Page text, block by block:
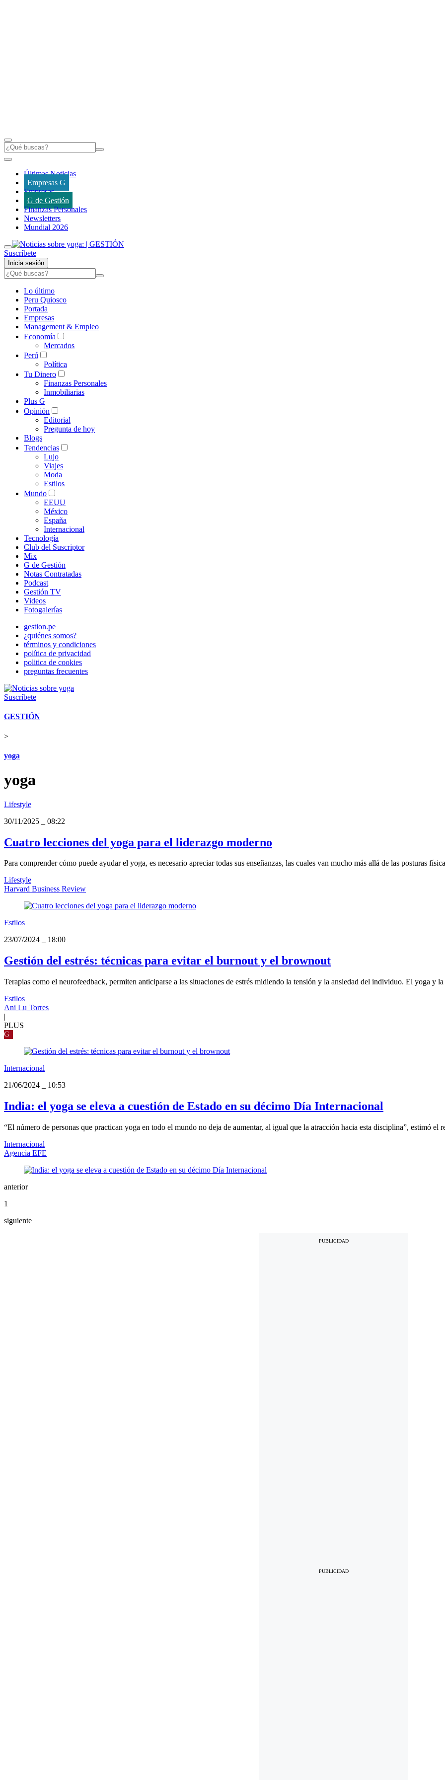
Últimas Noticias
Empresas G
Empresas
G de Gestión
Finanzas Personales
Newsletters
Mundial 2026
Suscríbete
Inicia sesión
Lo último
Peru Quiosco
Portada
Empresas
Management & Empleo
Economía
Mercados
Perú
Política
Tu Dinero
Finanzas Personales
Inmobiliarias
Plus G
Opinión
Editorial
Pregunta de hoy
Blogs
Tendencias
Lujo
Viajes
Moda
Estilos
Mundo
EEUU
México
España
Internacional
Tecnología
Club del Suscriptor
Mix
G de Gestión
Notas Contratadas
Podcast
Gestión TV
Videos
Fotogalerías
gestion.pe
¿quiénes somos?
términos y condiciones
política de privacidad
politica de cookies
preguntas frecuentes
Suscríbete
GESTIÓN
>
yoga
yoga
Lifestyle
30/11/2025
08:22
Cuatro lecciones del yoga para el liderazgo moderno
Para comprender cómo puede ayudar el yoga, es necesario apreciar todas sus enseñanzas, las cuales van mucho más allá de las posturas
Lifestyle
Harvard Business Review
Estilos
23/07/2024
18:00
Gestión del estrés: técnicas para evitar el burnout y el brownout
Terapias como el neurofeedback, permiten anticiparse a las situaciones de estrés midiendo la tensión y la ansiedad del individuo. El yoga y la
Estilos
Ani Lu Torres
|
PLUS
G
Internacional
21/06/2024
10:53
India: el yoga se eleva a cuestión de Estado en su décimo Día Internacional
“El número de personas que practican yoga en todo el mundo no deja de aumentar, al igual que la atracción hacia esta disciplina”, estimó el
Internacional
Agencia EFE
anterior
1
siguiente